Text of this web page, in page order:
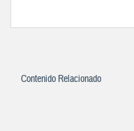
Contenido Relacionado